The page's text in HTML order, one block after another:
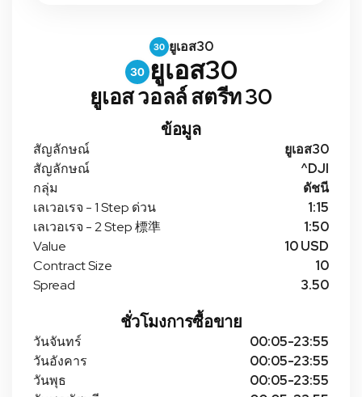
ยูเอส30
ยูเอส30
ยูเอส วอลล์ สตรีท 30
ชั่วโมงการซื้อขาย
วันจันทร์
00:05-23:55
วันอังคาร
00:05-23:55
วันพุธ
00:05-23:55
ข้อมูล
สัญลักษณ์
ยูเอส30
สัญลักษณ์
^DJI
กลุ่ม
ดัชนี
เลเวอเรจ - 1 Step ด่วน
1:15
เลเวอเรจ - 2 Step 標準
1:50
Value
10 USD
Contract Size
10
Spread
3.50